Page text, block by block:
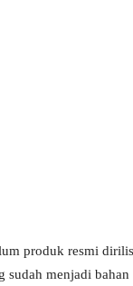
produk resmi
menjadi